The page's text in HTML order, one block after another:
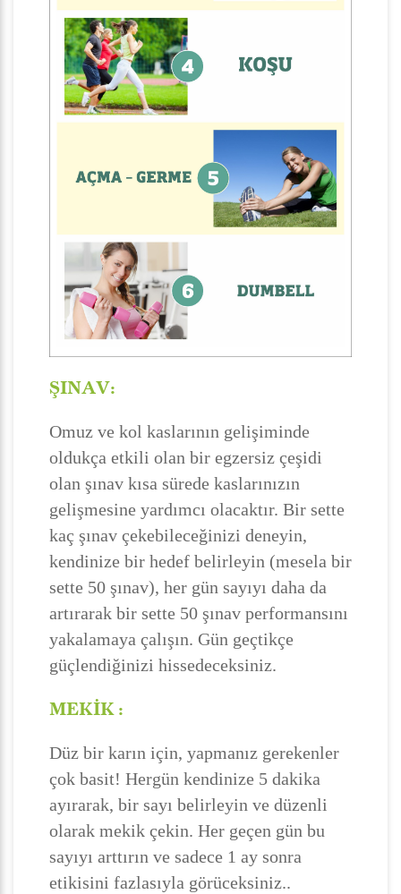
ŞINAV:
Omuz ve kol kaslarının gelişiminde
oldukça etkili olan bir egzersiz çeşidi
olan şınav kısa sürede kaslarınızın
gelişmesine yardımcı olacaktır. Bir sette
kaç şınav çekebileceğinizi deneyin,
kendinize bir hedef belirleyin (mesela bir
sette 50 şınav), her gün sayıyı daha da
artırarak bir sette 50 şınav performansını
yakalamaya çalışın. Gün geçtikçe
güçlendiğinizi hissedeceksiniz.
MEKİK :
Düz bir karın için, yapmanız gerekenler
çok basit! Hergün kendinize 5 dakika
ayırarak, bir sayı belirleyin ve düzenli
olarak mekik çekin. Her geçen gün bu
sayıyı arttırın ve sadece 1 ay sonra
etikisini fazlasıyla görüceksiniz..